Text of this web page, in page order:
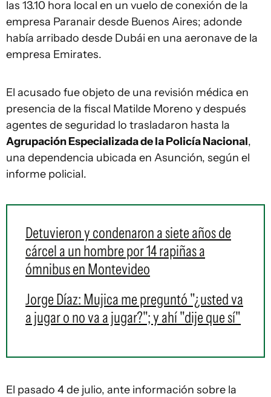
las 13.10 hora local en un vuelo de conexión de la
empresa Paranair desde Buenos Aires; adonde
había arribado desde Dubái en una aeronave de la
empresa Emirates.
El acusado fue objeto de una revisión médica en
presencia de la fiscal Matilde Moreno y después
agentes de seguridad lo trasladaron hasta la
Agrupación Especializada de la Policía Nacional,
una dependencia ubicada en Asunción, según el
informe policial.
Detuvieron y condenaron a siete años de
cárcel a un hombre por 14 rapiñas a
ómnibus en Montevideo
Jorge Díaz: Mujica me preguntó "¿usted va
a jugar o no va a jugar?"; y ahí "dije que sí"
El pasado 4 de julio, ante información sobre la